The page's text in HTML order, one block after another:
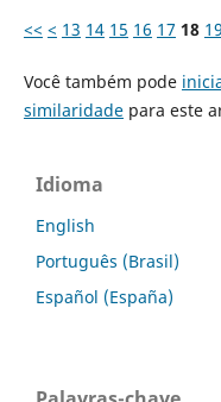
<< < 13 14 15 16 17 18 19
Você também pode
similaridadepara este
Idioma
English
Português (Brasil)
Español (España)